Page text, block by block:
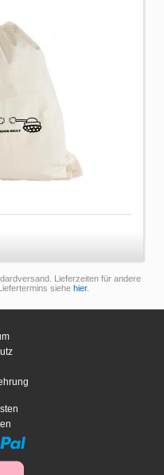
Lieferzeiten für andere
siehe hier.